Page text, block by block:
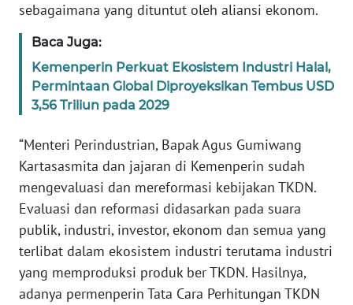
sebagaimana yang dituntut oleh aliansi ekonom.
Baca Juga:
Kemenperin Perkuat Ekosistem Industri Halal,
Permintaan Global Diproyeksikan Tembus USD
3,56 Triliun pada 2029
“Menteri Perindustrian, Bapak Agus Gumiwang
Kartasasmita dan jajaran di Kemenperin sudah
mengevaluasi dan mereformasi kebijakan TKDN.
Evaluasi dan reformasi didasarkan pada suara
publik, industri, investor, ekonom dan semua yang
terlibat dalam ekosistem industri terutama industri
yang memproduksi produk ber TKDN. Hasilnya,
adanya permenperin Tata Cara Perhitungan TKDN
RIAU
WN
SERAMBI
WN
JAMBI
WN
NTB